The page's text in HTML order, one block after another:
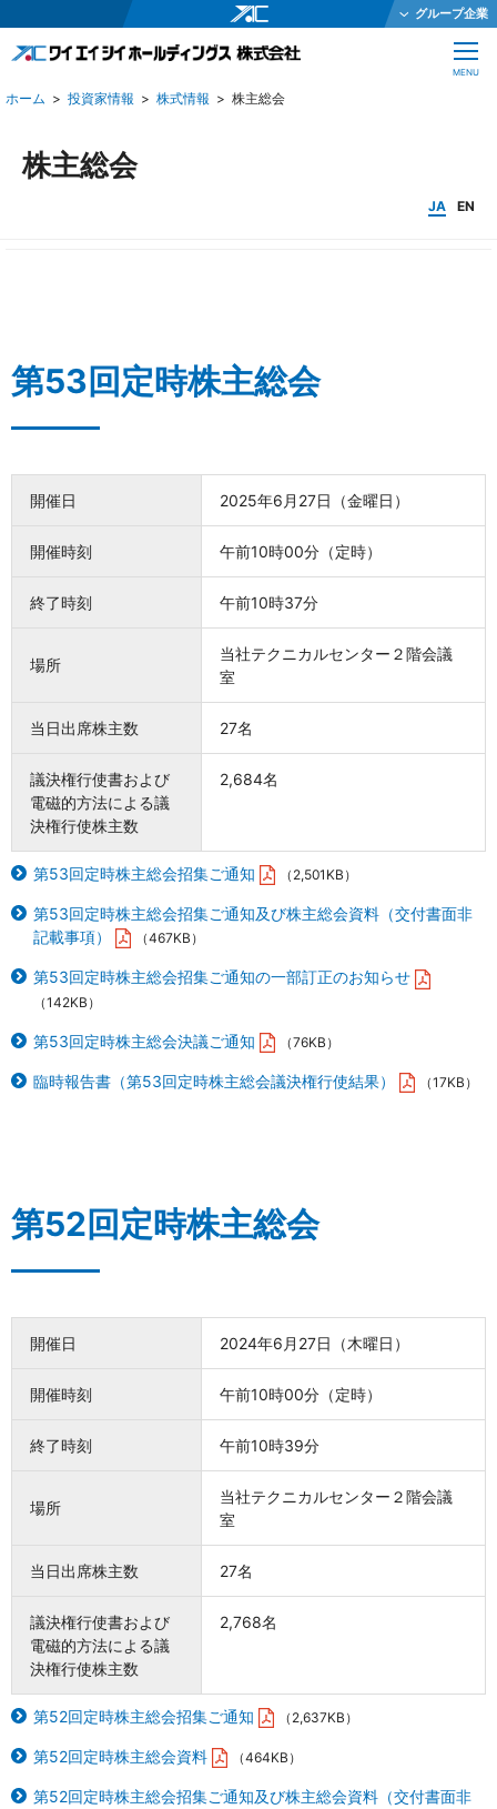
CLOSE
MENU
投資家情報 株式情報 株主総会
株主総会
JA EN
第53回定時株主総会
開催日 2025年6月27日（金曜日）
開催時刻 午前10時00分（定時）
終了時刻 午前10時37分
場所
当社テクニカルセンター２階会議
室
当日出席株主数 27名
議決権行使書および
電磁的方法による議
決権行使株主数
2,684名
第53回定時株主総会招集ご通知 （2,501KB）
第53回定時株主総会招集ご通知及び株主総会資料（交付書面非
記載事項）
（467KB）
第53回定時株主総会招集ご通知の一部訂正のお知らせ
（142KB）
第53回定時株主総会決議ご通知 （76KB）
臨時報告書（第53回定時株主総会議決権行使結果） （17KB）
第52回定時株主総会
開催日 2024年6月27日（木曜日）
開催時刻 午前10時00分（定時）
終了時刻 午前10時39分
場所
当社テクニカルセンター２階会議
室
当日出席株主数 27名
議決権行使書および
電磁的方法による議
決権行使株主数
2,768名
第52回定時株主総会招集ご通知 （2,637KB）
第52回定時株主総会資料 （464KB）
第52回定時株主総会招集ご通知及び株主総会資料（交付書面非
グループ企業
ワイエイシイホールディングス株式会社
株式会社ワイエイシイデンコー
三和電気計器株式会社